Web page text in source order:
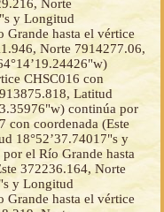
Norte
y Longitud
Grande hasta el vértice
Norte 7914277.06,
CHSC016 con
Latitud
continúa por
con coordenada (Este
18°52’37.74017"s y
el Río Grande hasta
372236.164, Norte
y Longitud
Grande hasta el vértice